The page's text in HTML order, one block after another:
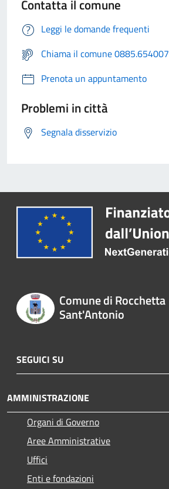
Contatta il comune
Leggi le domande frequenti
Chiama il comune 0885.654007
Prenota un appuntamento
Problemi in città
Segnala disservizio
Comune di Rocchetta
Sant'Antonio
SEGUICI SU
AMMINISTRAZIONE
Organi di Governo
Aree Amministrative
Uffici
Enti e fondazioni